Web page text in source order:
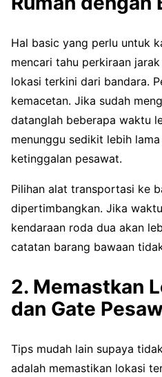
Hal basic yang perlu untuk
mencari tahu perkiraan
lokasi terkini dari bandara.
kemacetan. Jika sudah
datanglah beberapa waktu
menunggu sedikit lebih
ketinggalan pesawat.
Pilihan alat transportasi ke
dipertimbangkan. Jika
kendaraan roda dua akan
catatan barang bawaan
2. Memastkan
dan Gate
Tips mudah lain supaya
adalah memastikan lokasi